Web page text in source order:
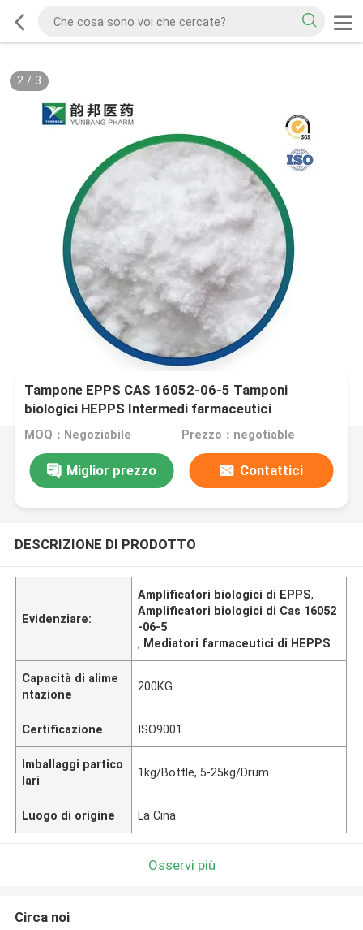
2/ 3
Tampone EPPS CAS 16052-06-5 Tamponi
biologici HEPPS Intermedi farmaceutici
MOQ：Negoziabile Prezzo：negotiable
Miglior prezzo Contattici
DESCRIZIONE DI PRODOTTO
Evidenziare:
Amplificatori biologici di EPPS,
Amplificatori biologici di Cas 16052
-06-5
, Mediatori farmaceutici di HEPPS
Capacità di alime
ntazione
200KG
Certificazione ISO9001
Imballaggi partico
lari
1kg/Bottle, 5-25kg/Drum
Luogo di origine La Cina
Osservi più
Circa noi